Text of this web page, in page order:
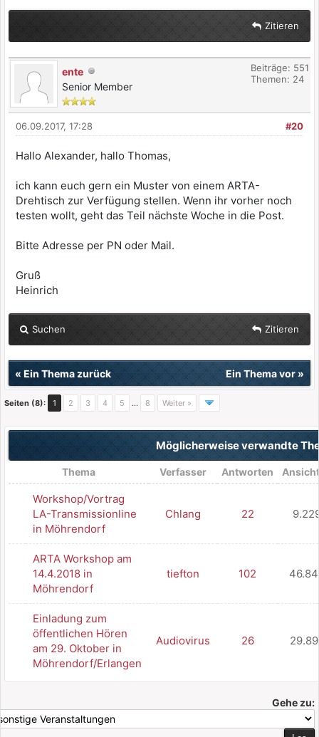
Zitieren
ente
Senior Member
Beiträge: 551
Themen: 24
#20
06.09.2017, 17:28
Hallo Alexander, hallo Thomas,
ich kann euch gern ein Muster von einem ARTA-
Drehtisch zur Verfügung stellen. Wenn ihr vorher noch
testen wollt, geht das Teil nächste Woche in die Post.
Bitte Adresse per PN oder Mail.
Gruß
Heinrich
Suchen Zitieren
« Ein Thema zurück Ein Thema vor»
Seiten (8): 1 2 3 4 5 … 8 Weiter »
Möglicherweise verwandte
Thema Verfasser Antworten
Workshop/Vortrag
LA-Transmissionline
in Möhrendorf
Chlang 22
ARTA Workshop am
14.4.2018 in
Möhrendorf
tiefton 102
Einladung zum
öffentlichen Hören
am 29. Oktober in
Möhrendorf/Erlangen
Audiovirus 26
Gehe zu: